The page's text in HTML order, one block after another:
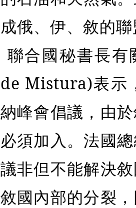
成俄、伊、敘的
聯合國秘書長
de Mistura)表示
納峰會倡議，由
必須加入。法國
議非但不能解決
敘國內部的分裂